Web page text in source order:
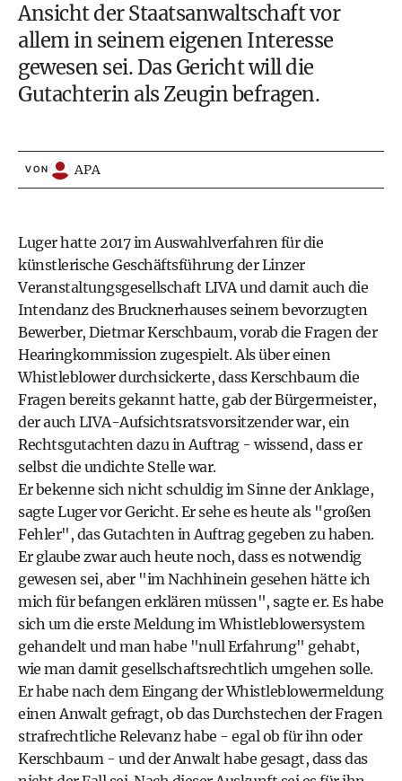
Ansicht der Staatsanwaltschaft vor
allem in seinem eigenen Interesse
gewesen sei. Das Gericht will die
Gutachterin als Zeugin befragen.
VON APA
Luger hatte 2017 im Auswahlverfahren für die
künstlerische Geschäftsführung der Linzer
Veranstaltungsgesellschaft LIVA und damit auch die
Intendanz des Brucknerhauses seinem bevorzugten
Bewerber, Dietmar Kerschbaum, vorab die Fragen der
Hearingkommission zugespielt. Als über einen
Whistleblower durchsickerte, dass Kerschbaum die
Fragen bereits gekannt hatte, gab der Bürgermeister,
der auch LIVA-Aufsichtsratsvorsitzender war, ein
Rechtsgutachten dazu in Auftrag - wissend, dass er
selbst die undichte Stelle war.
Er bekenne sich nicht schuldig im Sinne der Anklage,
sagte Luger vor Gericht. Er sehe es heute als "großen
Fehler", das Gutachten in Auftrag gegeben zu haben.
Er glaube zwar auch heute noch, dass es notwendig
gewesen sei, aber "im Nachhinein gesehen hätte ich
mich für befangen erklären müssen", sagte er. Es habe
sich um die erste Meldung im Whistleblowersystem
gehandelt und man habe "null Erfahrung" gehabt,
wie man damit gesellschaftsrechtlich umgehen solle.
Er habe nach dem Eingang der Whistleblowermeldung
einen Anwalt gefragt, ob das Durchstechen der Fragen
strafrechtliche Relevanz habe - egal ob für ihn oder
Kerschbaum - und der Anwalt habe gesagt, dass das